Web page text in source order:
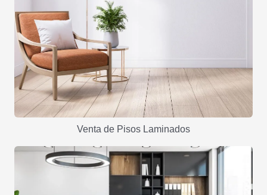
Venta de Pisos Laminados